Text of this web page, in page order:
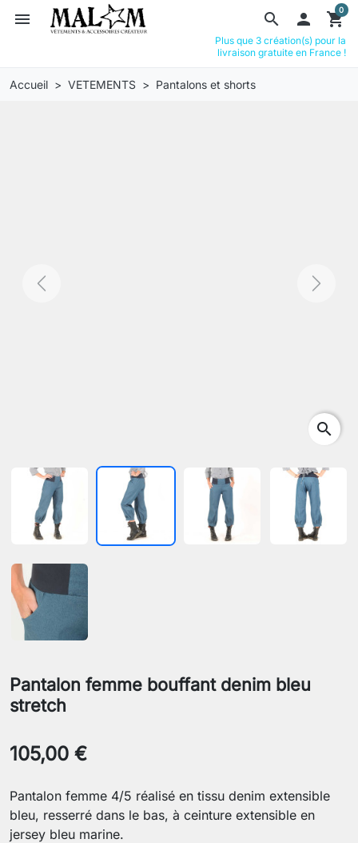
search
menu  shopping_cart
0
Plus que 3 création(s) pour la
livraison gratuite en France !
Accueil VETEMENTS Pantalons et shorts
Previous Next
search
Pantalon femme bouffant denim bleu
stretch
105,00 €
Pantalon femme 4/5 réalisé en tissu denim extensible
bleu, resserré dans le bas, à ceinture extensible en
jersey bleu marine.